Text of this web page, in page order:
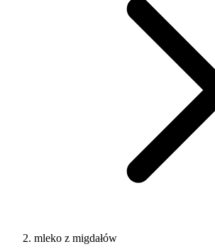
mleko z migdałów